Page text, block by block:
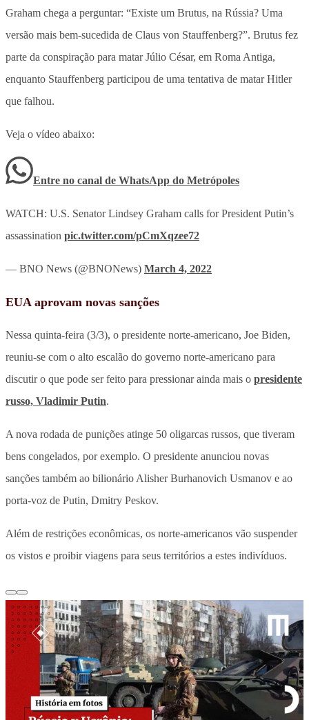
Graham chega a perguntar: “Existe um Brutus, na Rússia? Uma
versão mais bem-sucedida de Claus von Stauffenberg?”. Brutus fez
parte da conspiração para matar Júlio César, em Roma Antiga,
enquanto Stauffenberg participou de uma tentativa de matar Hitler
que falhou.
Veja o vídeo abaixo:
Entre no canal de WhatsApp do Metrópoles
WATCH: U.S. Senator Lindsey Graham calls for President Putin’s
assassination pic.twitter.com/pCmXqzee72
— BNO News (@BNONews) March 4, 2022
EUA aprovam novas sanções
Nessa quinta-feira (3/3), o presidente norte-americano, Joe Biden,
reuniu-se com o alto escalão do governo norte-americano para
discutir o que pode ser feito para pressionar ainda mais o presidente
russo, Vladimir Putin.
A nova rodada de punições atinge 50 oligarcas russos, que tiveram
bens congelados, por exemplo. O presidente anunciou novas
sanções também ao bilionário Alisher Burhanovich Usmanov e ao
porta-voz de Putin, Dmitry Peskov.
Além de restrições econômicas, os norte-americanos vão suspender
os vistos e proibir viagens para seus territórios a estes indivíduos.